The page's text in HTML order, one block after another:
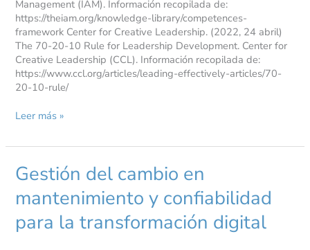
Management (IAM). Información recopilada de:
https://theiam.org/knowledge-library/competences-
framework Center for Creative Leadership. (2022, 24 abril)
The 70-20-10 Rule for Leadership Development. Center for
Creative Leadership (CCL). Información recopilada de:
https://www.ccl.org/articles/leading-effectively-articles/70-
20-10-rule/
Leer más »
Gestión del cambio en
mantenimiento y confiabilidad
para la transformación digital
Gestión
del
cambio
mantenimiento